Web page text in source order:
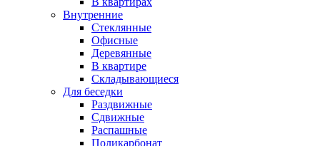
Внутренние
Стеклянные
Офисные
Деревянные
В квартире
Складывающиеся
Для беседки
Раздвижные
Сдвижные
Распашные
Поликарбонат